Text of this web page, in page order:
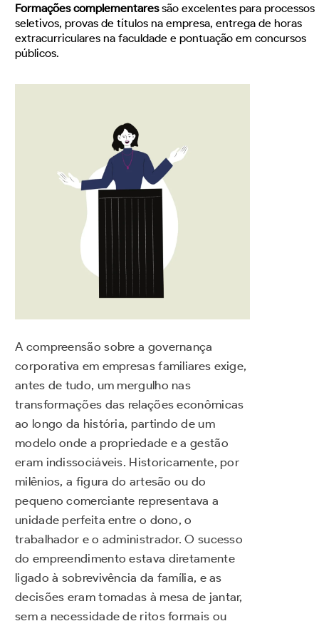
Formações complementaressão excelentes para processos
seletivos, provas de títulos na empresa, entrega de horas
extracurriculares na faculdade e pontuação em concursos
públicos.
A compreensão sobre a governança
corporativa em empresas familiares exige,
antes de tudo, um mergulho nas
transformações das relações econômicas
ao longo da história, partindo de um
modelo onde a propriedade e a gestão
eram indissociáveis. Historicamente, por
milênios, a figura do artesão ou do
pequeno comerciante representava a
unidade perfeita entre o dono, o
trabalhador e o administrador. O sucesso
do empreendimento estava diretamente
ligado à sobrevivência da família, e as
decisões eram tomadas à mesa de jantar,
sem a necessidade de ritos formais ou